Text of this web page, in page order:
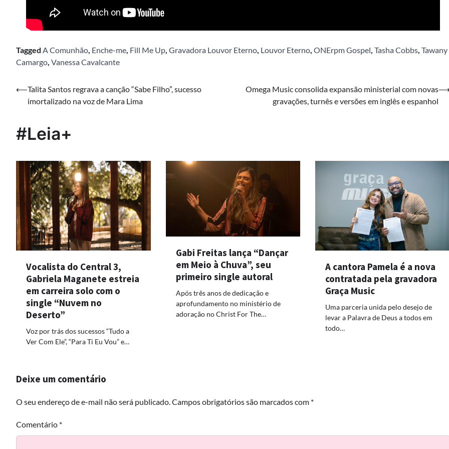
Tagged A Comunhão Enche-me Fill Me Up Gravadora Louvor Eterno Louvor Eterno ONErpm Gospel Tasha Cobbs Tawany
Camargo Vanessa Cavalcante
Navegação
⟵Talita Santos regrava a canção “Sabe Filho”, sucesso
imortalizado na voz de Mara Lima
Omega Music consolida expansão ministerial com novas
gravações, turnês e versões em inglês e espanhol
#Leia+
Vocalista do Central 3,
Gabriela Maganete estreia
em carreira solo com o
single “Nuvem no
Deserto”
Voz por trás dos sucessos “Tudo a
Ver Com Ele”, “Para Ti Eu Vou” e…
Gabi Freitas lança “Dançar
em Meio à Chuva”, seu
primeiro single autoral
Após três anos de dedicação e
aprofundamento no ministério de
adoração no Christ For The…
A cantora Pamela é a nova
contratada pela gravadora
Graça Music
Uma parceria unida pelo desejo de
levar a Palavra de Deus a todos em
todo…
Deixe um comentário
O seu endereço de e-mail não será publicado.Campos obrigatórios são marcados com *
Comentário *